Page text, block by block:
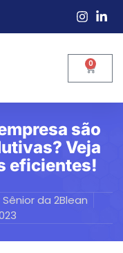
0
são
Veja
eficientes!
da 2Blean